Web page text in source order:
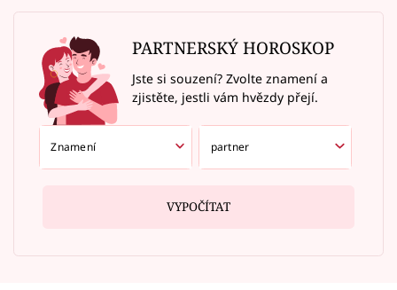
PARTNERSKÝ HOROSKOP
Jste si souzení? Zvolte znamení a
zjistěte, jestli vám hvězdy přejí.
VYPOČÍTAT